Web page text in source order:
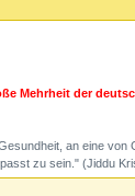
Mehrheit der
an eine von
zu sein." (Jiddu